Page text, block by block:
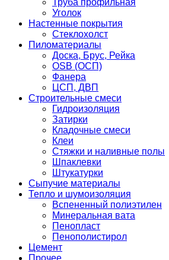
Труба профильная
Уголок
Настенные покрытия
Стеклохолст
Пиломатериалы
Доска, Брус, Рейка
OSB (ОСП)
Фанера
ЦСП, ДВП
Строительные смеси
Гидроизоляция
Затирки
Кладочные смеси
Клеи
Стяжки и наливные полы
Шпаклевки
Штукатурки
Сыпучие материалы
Тепло и шумоизоляция
Вспененный полиэтилен
Минеральная вата
Пенопласт
Пенополистирол
Цемент